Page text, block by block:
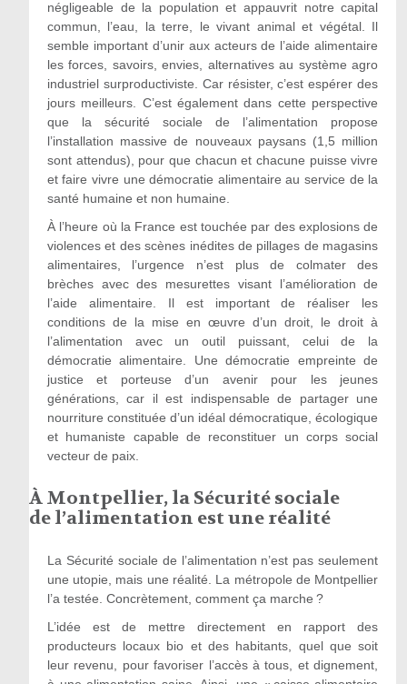
négligeable de la population et appauvrit notre capital
commun, l’eau, la terre, le vivant animal et végétal. Il
semble important d’unir aux acteurs de l’aide alimentaire
les forces, savoirs, envies, alternatives au système agro
industriel surproductiviste. Car résister, c’est espérer des
jours meilleurs. C’est également dans cette perspective
que la sécurité sociale de l’alimentation propose
l’installation massive de nouveaux paysans (1,5 million
sont attendus), pour que chacun et chacune puisse vivre
et faire vivre une démocratie alimentaire au service de la
santé humaine et non humaine.
À l’heure où la France est touchée par des explosions de
violences et des scènes inédites de pillages de magasins
alimentaires, l’urgence n’est plus de colmater des
brèches avec des mesurettes visant l’amélioration de
l’aide alimentaire. Il est important de réaliser les
conditions de la mise en œuvre d’un droit, le droit à
l’alimentation avec un outil puissant, celui de la
démocratie alimentaire. Une démocratie empreinte de
justice et porteuse d’un avenir pour les jeunes
générations, car il est indispensable de partager une
nourriture constituée d’un idéal démocratique, écologique
et humaniste capable de reconstituer un corps social
vecteur de paix.
À Montpellier, la Sécurité sociale
de l’alimentation est une réalité
La Sécurité sociale de l’alimentation n’est pas seulement
une utopie, mais une réalité. La métropole de Montpellier
l’a testée. Concrètement, comment ça marche ?
L’idée est de mettre directement en rapport des
producteurs locaux bio et des habitants, quel que soit
leur revenu, pour favoriser l’accès à tous, et dignement,